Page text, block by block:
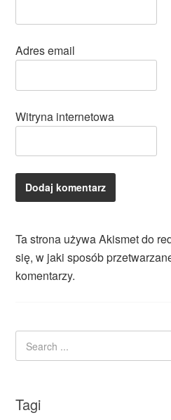
Adres email
Witryna internetowa
Ta strona używa Akismet do
się, w jaki sposób
komentarzy.
Tagi